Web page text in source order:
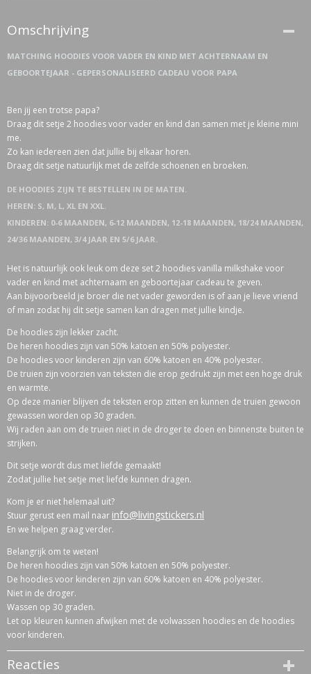
Omschrijving
MATCHING HOODIES VOOR VADER EN KIND MET ACHTERNAAM EN
GEBOORTEJAAR - GEPERSONALISEERD CADEAU VOOR PAPA
Ben jij een trotse papa?
Draag dit setje 2 hoodies voor vader en kind dan samen met je kleine mini
me.
Zo kan iedereen zien dat jullie bij elkaar horen.
Draag dit setje natuurlijk met de zelfde schoenen en broeken.
DE HOODIES ZIJN TE BESTELLEN IN DE MATEN.
HEREN: S, M, L, XL EN XXL.
KINDEREN: 0-6 MAANDEN, 6-12 MAANDEN, 12-18 MAANDEN, 18/24 MAANDEN,
24/36 MAANDEN, 3/4 JAAR EN 5/6 JAAR.
Het is natuurlijk ook leuk om deze set 2 hoodies vanilla milkshake voor
vader en kind met achternaam en geboortejaar cadeau te geven.
Aan bijvoorbeeld je broer die net vader geworden is of aan je lieve vriend
of man zodat hij dit setje samen kan dragen met jullie kindje.
De hoodies zijn lekker zacht.
De heren hoodies zijn van 50% katoen en 50% polyester.
De hoodies voor kinderen zijn van 60% katoen en 40% polyester.
De truien zijn voorzien van teksten die erop gedrukt zijn met een hoge druk
en warmte.
Op deze manier blijven de teksten erop zitten en kunnen de truien gewoon
gewassen worden op 30 graden.
Wij raden aan om de truien niet in de droger te doen en binnenste buiten te
strijken.
Dit setje wordt dus met liefde gemaakt!
Zodat jullie het setje met liefde kunnen dragen.
Kom je er niet helemaal uit?
Stuur gerust een mail naar info@livingstickers.nl
En we helpen graag verder.
Belangrijk om te weten!
De heren hoodies zijn van 50% katoen en 50% polyester.
De hoodies voor kinderen zijn van 60% katoen en 40% polyester.
Niet in de droger.
Wassen op 30 graden.
Let op kleuren kunnen afwijken met de volwassen hoodies en de hoodies
voor kinderen.
Reacties